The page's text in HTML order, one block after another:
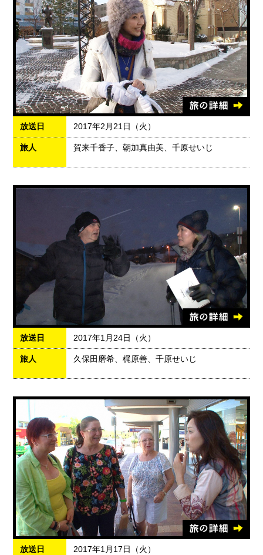
放送日 2017年2月21日（火）
旅人 賀来千香子、朝加真由美、千原せいじ
放送日 2017年1月24日（火）
旅人 久保田磨希、梶原善、千原せいじ
放送日 2017年1月17日（火）